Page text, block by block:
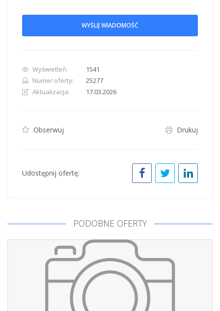
WYŚLIJ WIADOMOŚĆ
Wyświetleń:
1541
Numer oferty:
25277
Aktualizacja:
17.03.2026
Obserwuj Drukuj
Udostępnij ofertę:
PODOBNE OFERTY